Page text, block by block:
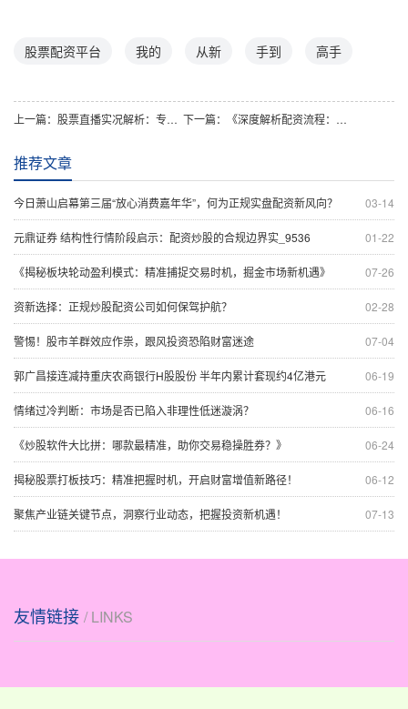
股票配资平台 我的 从新 手到 高手
上一篇： 股票直播实况解析：专业视角洞察市场动态 下一篇： 《深度解析配资流程：从开户到交易的全环节指南》
推荐文章
03-14
今日萧山启幕第三届“放心消费嘉年华”，何为正规实盘配资新风向？
01-22
元鼎证券 结构性行情阶段启示：配资炒股的合规边界实_9536
07-26
《揭秘板块轮动盈利模式：精准捕捉交易时机，掘金市场新机遇》
02-28
资新选择：正规炒股配资公司如何保驾护航？
07-04
警惕！股市羊群效应作祟，跟风投资恐陷财富迷途
06-19
郭广昌接连减持重庆农商银行H股股份 半年内累计套现约4亿港元
06-16
情绪过冷判断：市场是否已陷入非理性低迷漩涡？
06-24
《炒股软件大比拼：哪款最精准，助你交易稳操胜券？》
06-12
揭秘股票打板技巧：精准把握时机，开启财富增值新路径！
07-13
聚焦产业链关键节点，洞察行业动态，把握投资新机遇！
友情链接 / LINKS